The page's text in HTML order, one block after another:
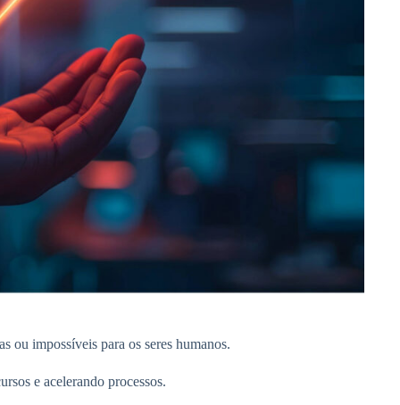
ou impossíveis para os seres humanos.
e acelerando processos.